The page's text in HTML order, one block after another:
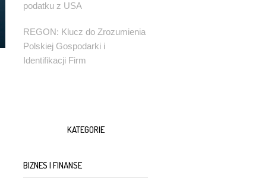
podatku z USA
REGON: Klucz do Zrozumienia
Polskiej Gospodarki i
Identifikacji Firm
KATEGORIE
BIZNES I FINANSE